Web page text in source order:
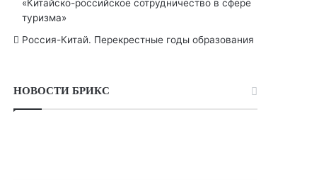
«Китайско-российское сотрудничество в сфере
туризма»
Россия-Китай. Перекрестные годы образования
НОВОСТИ БРИКС